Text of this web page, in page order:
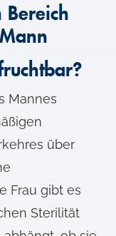
Bereich
Mannes
über
Frau gibt es
Sterilität